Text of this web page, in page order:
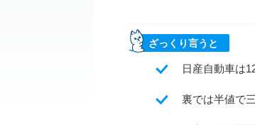
ざっくり言うと
日産自動車は
裏では半値で